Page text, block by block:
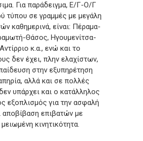
Για παράδειγμα, Ε/Γ-Ο/Γ
τύπου σε γραμμές με μεγάλη
καθημερινά, είναι: Πέραμα-
Θάσος, Ηγουμενίτσα-
κ.α., ενώ και το
δεν έχει, πλην ελαχίστων,
στην εξυπηρέτηση
αλλά και σε πολλές
υπάρχει και ο κατάλληλος
εξοπλισμός για την ασφαλή
αποβίβαση επιβατών με
κινητικότητα.